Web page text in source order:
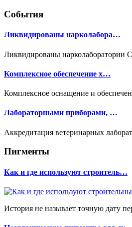
События
Ликвидированы нарколабора…
Ликвидированы нарколаборатории
Комплексное обеспечение х…
Комплексное оснащение и
Лабораторными приборами, …
Аккредитация ветеринарных
Пигменты
Как и где используют строитель…
История не называет точную дату